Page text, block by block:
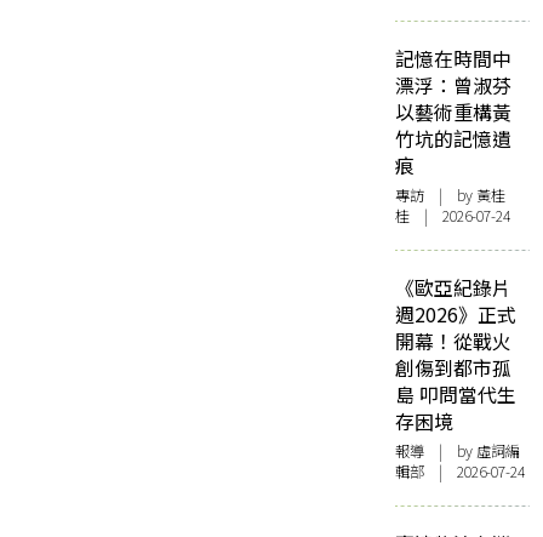
記憶在時間中
漂浮：曾淑芬
以藝術重構黃
竹坑的記憶遺
痕
專訪 | by 黃桂
桂 | 2026-07-24
《歐亞紀錄片
週2026》正式
開幕！從戰火
創傷到都市孤
島 叩問當代生
存困境
報導 | by 虛詞編
輯部 | 2026-07-24